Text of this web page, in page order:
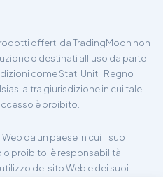
offerti da TradingMoon non
o destinati all'uso da parte
come Stati Uniti, Regno
altra giurisdizione in cui tale
è proibito.
da un paese in cui il suo
proibito, è responsabilità
del sito Web e dei suoi